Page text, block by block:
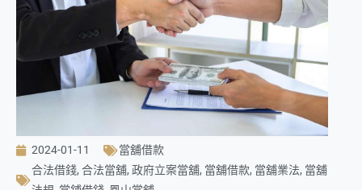
2024-01-11
當舖借款
合法借錢, 合法當舖, 政府立案當舖, 當舖借款, 當舖業法, 當舖